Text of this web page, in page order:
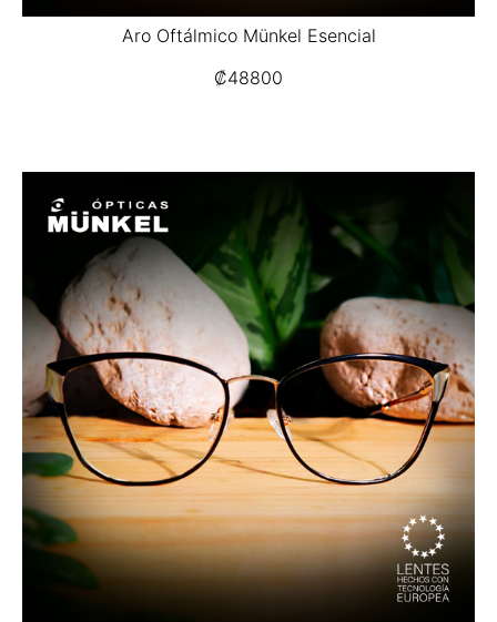
Aro Oftálmico Münkel Esencial
₡48800